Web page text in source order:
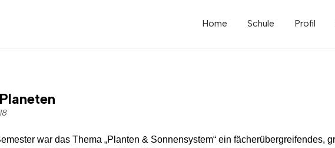
Home Schule Profil
war das Thema „Planten & Sonnensystem“ ein fächerübergreifendes,